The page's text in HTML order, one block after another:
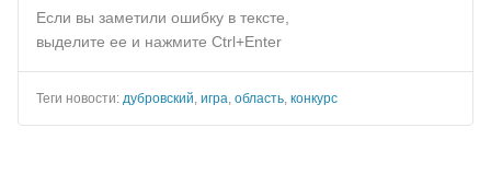
Если вы заметили ошибку в тексте,
выделите ее и нажмите Ctrl+Enter
Теги новости: дубровский игра область конкурс